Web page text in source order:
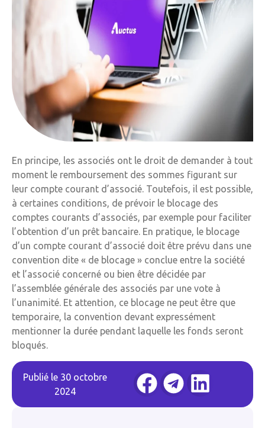
En principe, les associés ont le droit de demander à tout
moment le remboursement des sommes figurant sur
leur compte courant d’associé. Toutefois, il est possible,
à certaines conditions, de prévoir le blocage des
comptes courants d’associés, par exemple pour faciliter
l’obtention d’un prêt bancaire. En pratique, le blocage
d’un compte courant d’associé doit être prévu dans une
convention dite « de blocage » conclue entre la société
et l’associé concerné ou bien être décidée par
l’assemblée générale des associés par une vote à
l’unanimité. Et attention, ce blocage ne peut être que
temporaire, la convention devant expressément
mentionner la durée pendant laquelle les fonds seront
bloqués.
Publié le 30 octobre
2024